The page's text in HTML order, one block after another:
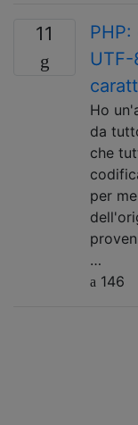
11
Ho
da
che
per
…
146